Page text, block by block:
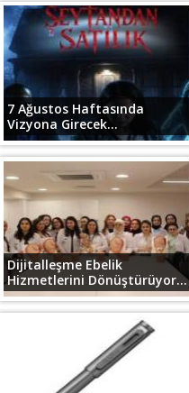
7 Ağustos Haftasında
Vizyona Girecek...
Dijitalleşme Ebelik
Hizmetlerini Dönüştürüyor...